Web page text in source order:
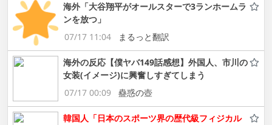
海外「大谷翔平がオールスターで3ランホームラ
ンを放つ」
07/17 11:04
まるっと翻訳
海外の反応【僕ヤバ149話感想】外国人、市川の
女装(イメージ)に興奮しすぎてしまう
07/17 00:09
蠱惑の壺
韓国人「日本のスポーツ界の歴代級フィジカル